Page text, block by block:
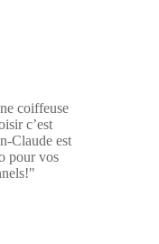
coiffeuse
c’est
Claude est
pour vos